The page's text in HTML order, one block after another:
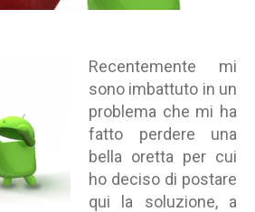
OS
Recentemente mi
sono imbattuto in un
problema che mi ha
fatto perdere una
bella oretta per cui
ho deciso di postare
qui la soluzione, a